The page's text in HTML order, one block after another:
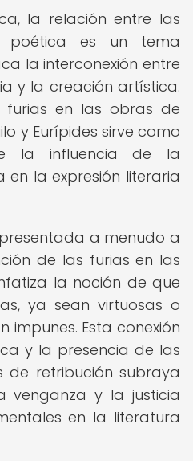
la relación entre las
poética es un tema
la interconexión entre
y la creación artística.
furias en las obras de
y Eurípides sirve como
la influencia de la
en la expresión literaria
a menudo a
de las furias en las
la noción de que
ya sean virtuosas o
impunes. Esta conexión
y la presencia de las
de retribución subraya
venganza y la justicia
en la literatura